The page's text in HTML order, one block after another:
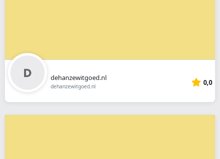
dehanzewitgoed.nl
dehanzewitgoed.nl 0,0